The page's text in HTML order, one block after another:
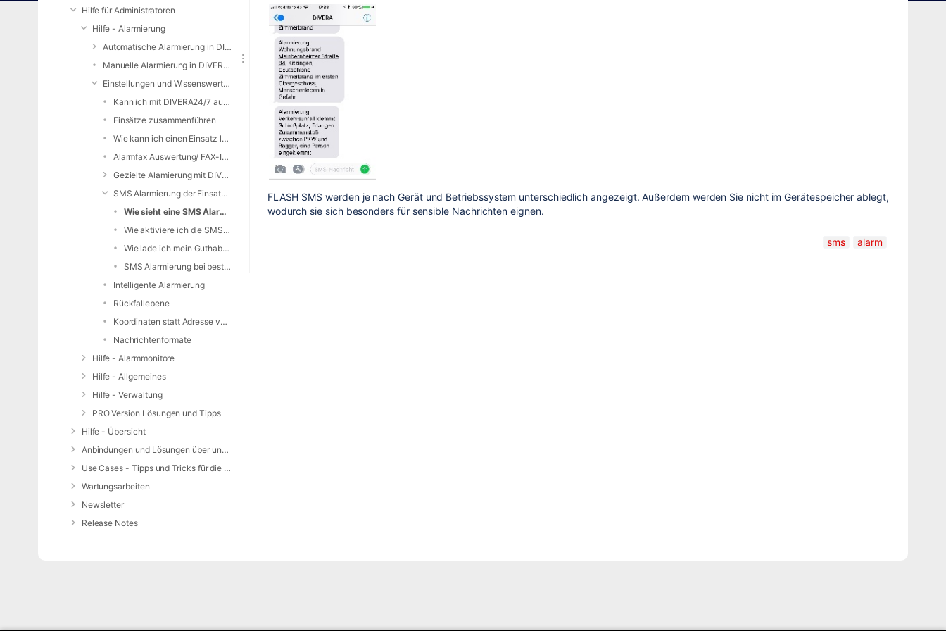
Hilfe für Administratoren
Hilfe - Alarmierung
Automatische Alarmierung in DIVERA 24/7
Manuelle Alarmierung in DIVERA 24/7
Einstellungen und Wissenswertes zur Alarmierung
Kann ich mit DIVERA24/7 auch alarmieren?
Einsätze zusammenführen
Wie kann ich einen Einsatz löschen?
Alarmfax Auswertung/ FAX-Inbound
Gezielte Alamierung mit DIVERA 24/7
SMS Alarmierung der Einsatzkräfte
Wie sieht eine SMS Alarmierung aus?
Wie aktiviere ich die SMS- oder Sprachanruf-Alarmierung?
Wie lade ich mein Guthaben auf?
SMS Alarmierung bei bestimmten Stichwörtern
Intelligente Alarmierung
Rückfallebene
Koordinaten statt Adresse verwenden
Nachrichtenformate
Hilfe - Alarmmonitore
Hilfe - Allgemeines
Hilfe - Verwaltung
PRO Version Lösungen und Tipps
Hilfe - Übersicht
Anbindungen und Lösungen über unsere Web-Schnittstelle (REST-API)
Use Cases - Tipps und Tricks für die Anwendung von DIVERA 24/7
Wartungsarbeiten
Newsletter
Release Notes
FLASH SMS werden je nach Gerät und Betriebssystem unterschiedlich angezeigt. Außerdem werden Sie nicht im Gerätespeicher ablegt,
wodurch sie sich besonders für sensible Nachrichten eignen.
sms alarm